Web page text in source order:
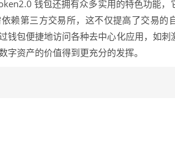
钱包还拥有众多实用的特色功能，
赖第三方交易所，这不仅提高了交易的
钱包便捷地访问各种去中心化应用，如刺
资产的价值得到更充分的发挥。